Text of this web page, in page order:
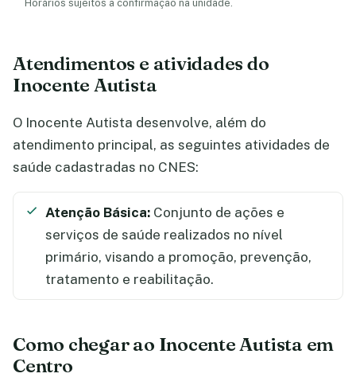
Horários sujeitos a confirmação na unidade.
Atendimentos e atividades do
Inocente Autista
O Inocente Autista desenvolve, além do
atendimento principal, as seguintes atividades de
saúde cadastradas no CNES:
Atenção Básica: Conjunto de ações e
serviços de saúde realizados no nível
primário, visando a promoção, prevenção,
tratamento e reabilitação.
Como chegar ao Inocente Autista em
Centro